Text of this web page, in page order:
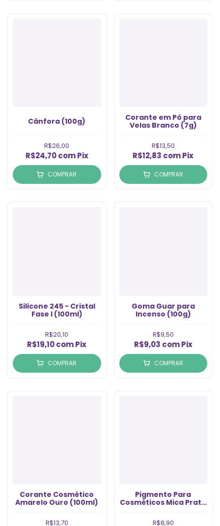
Cânfora (100g)
R$26,00
R$24,70com Pix
COMPRAR
Corante em Pó para
Velas Branco (7g)
R$13,50
R$12,83 comPix
COMPRAR
Silicone 245 - Cristal
Fase I (100ml)
R$20,10
R$19,10comPix
COMPRAR
Goma Guar para
Incenso (100g)
R$9,50
R$9,03 com Pix
COMPRAR
Corante Cosmético
Amarelo Ouro (100ml)
R$13,70
Pigmento Para
Cosméticos Mica Prata
R$8,90